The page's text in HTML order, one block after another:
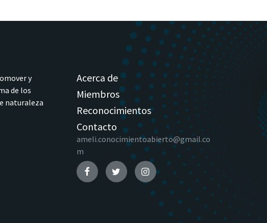
y
de los
naturaleza
Acerca de
Miembros
Reconocimientos
Contacto
ameli.conocimientoabierto@gmail.co
m
Facebook Twitter Instagram